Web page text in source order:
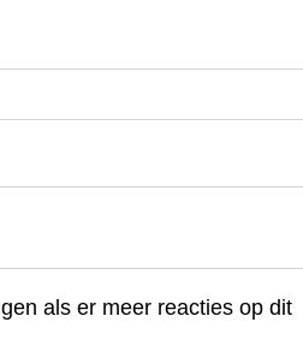
als er meer reacties op dit